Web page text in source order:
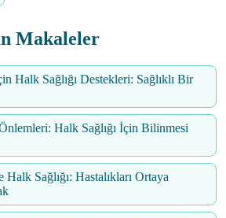
Makaleler
Halk Sağlığı Destekleri: Sağlıklı Bir
Halk Sağlığı İçin Bilinmesi
Sağlığı: Hastalıkları Ortaya